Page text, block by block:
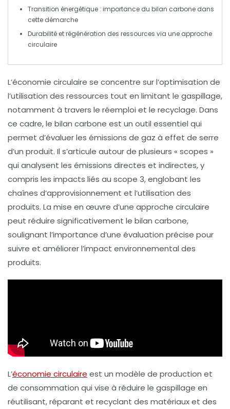
Transition énergétique : importance du bilan carbone dans
cette démarche
Durabilité et régénération des ressources via une approche
circulaire
L’économie circulaire se concentre sur l’optimisation de
l’utilisation des ressources tout en limitant le gaspillage,
notamment à travers le réemploi et le recyclage. Dans
ce cadre, le bilan carbone est un outil essentiel qui
permet d’évaluer les émissions de gaz à effet de serre
d’un produit. Il s’articule autour de plusieurs « scopes »
qui analysent les émissions directes et indirectes, y
compris les impacts liés au scope 3, englobant les
chaînes d’approvisionnement et l’utilisation des
produits. La mise en œuvre d’une approche circulaire
peut réduire significativement le bilan carbone,
soulignant l’importance d’une évaluation précise pour
suivre et améliorer l’impact environnemental des
produits.
L’économie circulaire est un modèle de production et
de consommation qui vise à réduire le gaspillage en
réutilisant, réparant et recyclant des matériaux et des